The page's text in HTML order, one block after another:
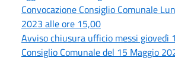
Convocazione Consiglio Comunale
2023 alle ore 15,00
Avviso chiusura ufficio messi giovedì
Consiglio Comunale del 15 Maggio